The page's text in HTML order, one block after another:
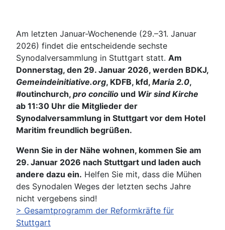
Am letzten Januar-Wochenende (29.–31. Januar
2026) findet die entscheidende sechste
Synodalversammlung in Stuttgart statt. Am
Donnerstag, den 29. Januar 2026, werden BDKJ,
Gemeindeinitiative.org, KDFB, kfd, Maria 2.0,
#outinchurch, pro concilio und Wir sind Kirche
ab 11:30 Uhr die Mitglieder der
Synodalversammlung in Stuttgart vor dem Hotel
Maritim freundlich begrüßen.
Wenn Sie in der Nähe wohnen, kommen Sie am
29. Januar 2026 nach Stuttgart und laden auch
andere dazu ein. Helfen Sie mit, dass die Mühen
des Synodalen Weges der letzten sechs Jahre
nicht vergebens sind!
> Gesamtprogramm der Reformkräfte für
Stuttgart